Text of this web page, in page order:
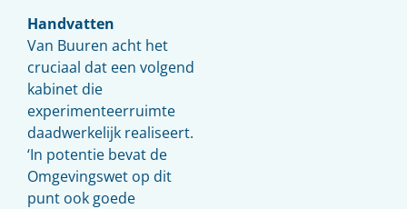
Handvatten
Van Buuren acht het
cruciaal dat een volgend
kabinet die
experimenteerruimte
daadwerkelijk realiseert.
‘In potentie bevat de
Omgevingswet op dit
punt ook goede